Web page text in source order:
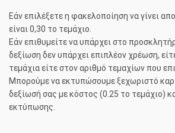
Εάν επιλέξετε η φακελοποίηση να γίνει
είναι 0,30 το τεμάχιο.
Εάν επιθυμείτε να υπάρχει στο
δεξίωση δεν υπάρχει επιπλέον χρέωση,
τεμάχια είτε στον αριθμό τεμαχίων που
Μπορούμε να εκτυπώσουμε ξεχωριστό
δεξίωσή σας με κόστος (0.25 το τεμάχιο)
εκτύπωσης.